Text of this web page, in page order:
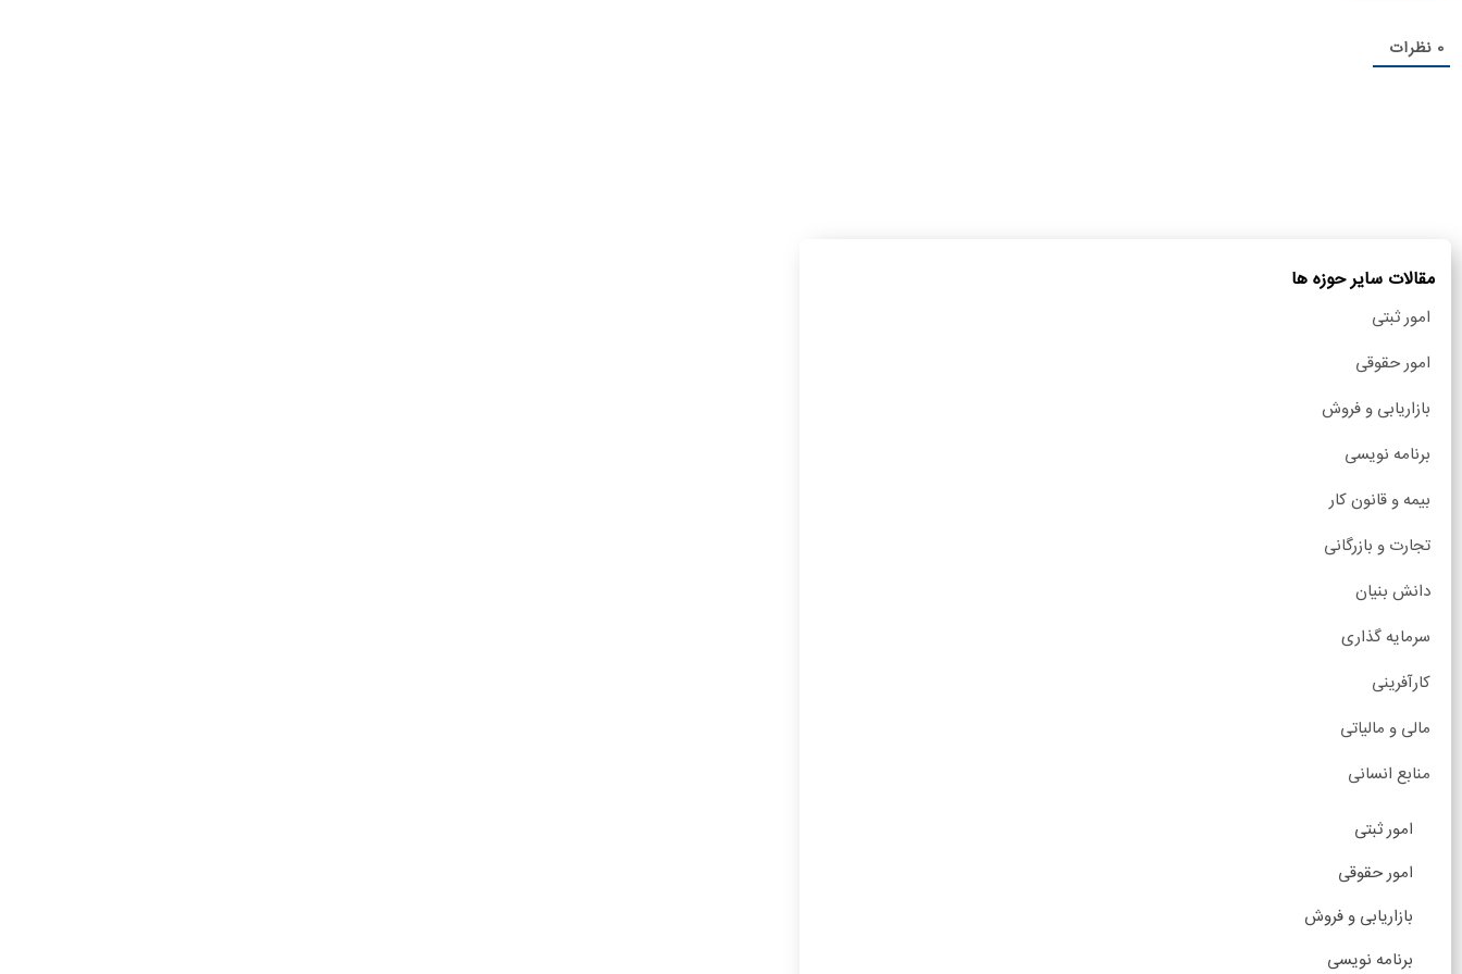
0 نظرات
مقالات سایر حوزه ها
امور ثبتی
امور حقوقی
بازاریابی و فروش
برنامه نویسی
بیمه و قانون کار
تجارت و بازرگانی
دانش بنیان
سرمایه گذاری
کارآفرینی
مالی و مالیاتی
منابع انسانی
امور ثبتی
امور حقوقی
بازاریابی و فروش
برنامه نویسی